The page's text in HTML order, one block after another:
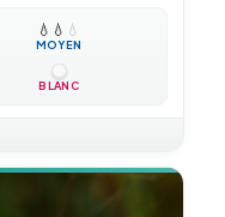
💧 💧 💧
MOYEN
BLANC